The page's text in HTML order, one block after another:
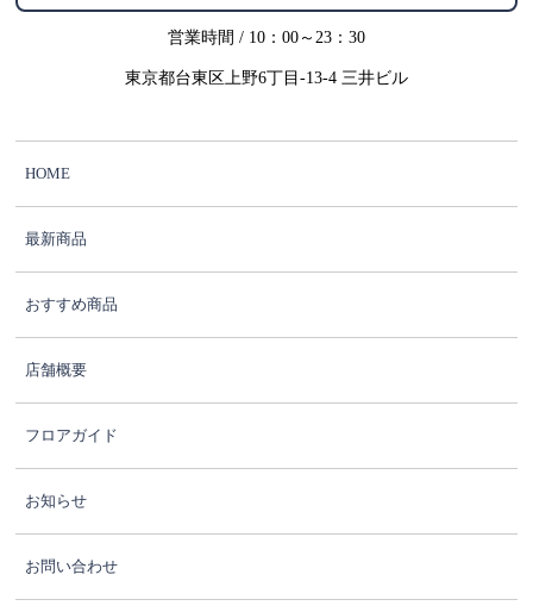
営業時間 / 10：00～23：30
東京都台東区上野6丁目-13-4 三井ビル
HOME
最新商品
おすすめ商品
店舗概要
フロアガイド
お知らせ
お問い合わせ